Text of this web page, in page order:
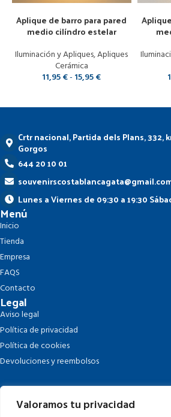
Valoramos tu privacidad
Aplique de barro para pared
medio cilíndro estelar
Iluminación y Apliques,Apliques
Cerámica
11,95€- 15,95€
Crtr nacional, Partida dels Plans, 332,
Gorgos
644 20 10 01
Lunes a Viernes de 09:30 a 19:30
Menú
Inicio
Tienda
Empresa
FAQS
Contacto
Legal
Aviso legal
Política de privacidad
Política de cookies
Devoluciones y reembolsos